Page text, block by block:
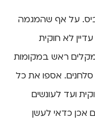
על אף שהמגמה
לא חוקית
מקלים ראש במקומות
סלחנים. אספו את כל
ועד לעונשים
אכן כדאי לעשן